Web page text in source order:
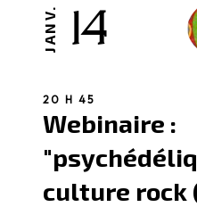
JANV. 14
20 H 45
Webinaire :
culture rock